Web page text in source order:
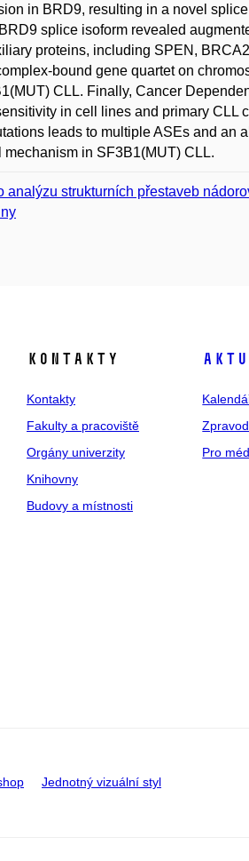
in BRD9, resulting in a novel
splice isoform revealed
proteins, including SPEN,
bound gene quartet on
CLL. Finally, Cancer
in cell lines and primary CLL
leads to multiple ASEs and an
in SF3B1(MUT) CLL.
analýzu strukturních přestaveb
Kontakty
Kontakty
Fakulty a pracoviště
Orgány univerzity
Knihovny
Budovy a místnosti
Pro
Jednotný vizuální styl